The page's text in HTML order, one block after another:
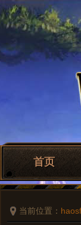
首页
当前位置： haosf